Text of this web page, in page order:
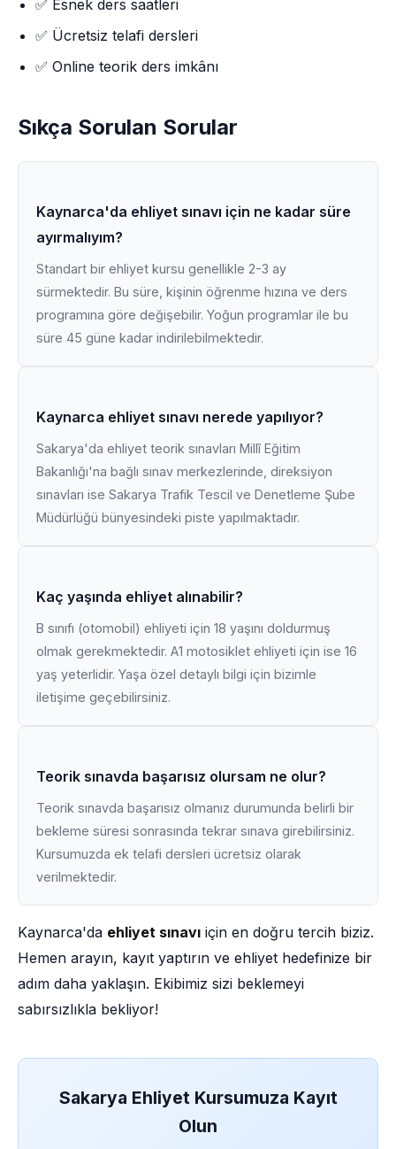
✅ Esnek ders saatleri
✅ Ücretsiz telafi dersleri
✅ Online teorik ders imkânı
Sıkça Sorulan Sorular
Kaynarca'da ehliyet sınavı için ne kadar süre
ayırmalıyım?
Standart bir ehliyet kursu genellikle 2-3 ay
sürmektedir. Bu süre, kişinin öğrenme hızına ve ders
programına göre değişebilir. Yoğun programlar ile bu
süre 45 güne kadar indirilebilmektedir.
Kaynarca ehliyet sınavı nerede yapılıyor?
Sakarya'da ehliyet teorik sınavları Millî Eğitim
Bakanlığı'na bağlı sınav merkezlerinde, direksiyon
sınavları ise Sakarya Trafik Tescil ve Denetleme Şube
Müdürlüğü bünyesindeki piste yapılmaktadır.
Kaç yaşında ehliyet alınabilir?
B sınıfı (otomobil) ehliyeti için 18 yaşını doldurmuş
olmak gerekmektedir. A1 motosiklet ehliyeti için ise 16
yaş yeterlidir. Yaşa özel detaylı bilgi için bizimle
iletişime geçebilirsiniz.
Teorik sınavda başarısız olursam ne olur?
Teorik sınavda başarısız olmanız durumunda belirli bir
bekleme süresi sonrasında tekrar sınava girebilirsiniz.
Kursumuzda ek telafi dersleri ücretsiz olarak
verilmektedir.
Kaynarca'da ehliyet sınavı için en doğru tercih biziz.
Hemen arayın, kayıt yaptırın ve ehliyet hedefinize bir
adım daha yaklaşın. Ekibimiz sizi beklemeyi
sabırsızlıkla bekliyor!
Sakarya Ehliyet Kursumuza Kayıt
Olun